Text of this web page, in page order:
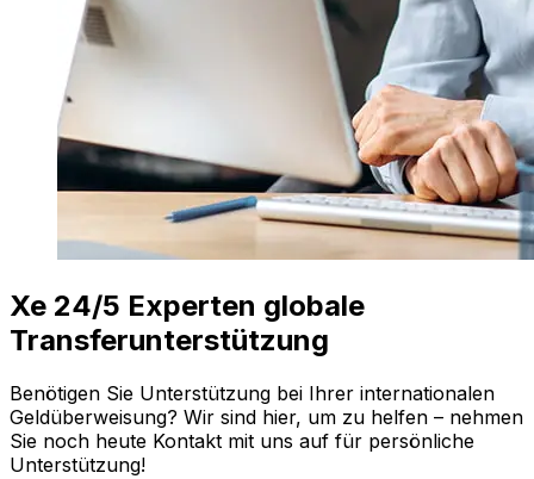
Xe 24/5 Experten globale
Transferunterstützung
Benötigen Sie Unterstützung bei Ihrer internationalen
Geldüberweisung? Wir sind hier, um zu helfen – nehmen
Sie noch heute Kontakt mit uns auf für persönliche
Unterstützung!